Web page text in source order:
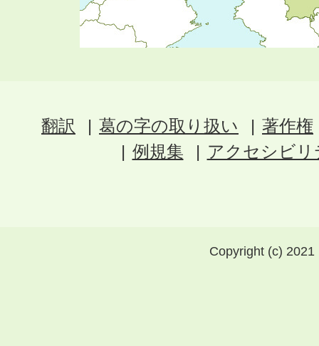
翻訳 葛の字の取り扱い
著作権
例規集
アクセシビ
Copyright (c)